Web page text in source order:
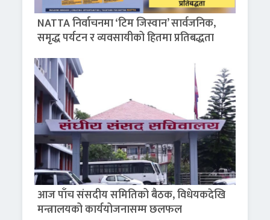
NATTA निर्वाचनमा ‘टिम जिस्वान’ सार्वजनिक,
समृद्ध पर्यटन र व्यवसायीको हितमा प्रतिबद्धता
आज पाँच संसदीय समितिको बैठक, विधेयकदेखि
मन्त्रालयको कार्ययोजनासम्म छलफल